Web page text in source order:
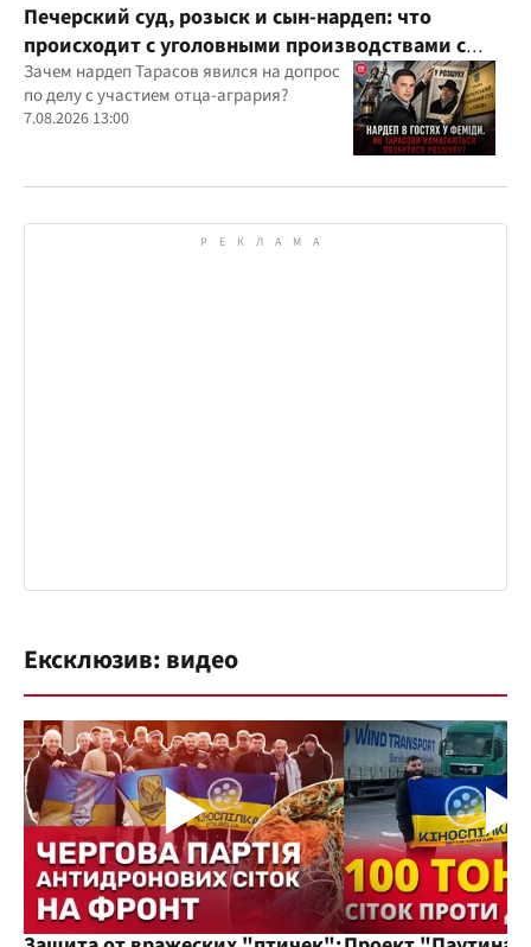
Печерский суд, розыск и сын-нардеп: что
происходит с уголовными производствами с
участием агробарона Тарасова?
Зачем нардеп Тарасов явился на допрос
по делу с участием отца-агрария?
7.08.2026 13:00
Ексклюзив: видео